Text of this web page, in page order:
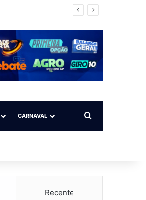
CARNAVAL Procurar por
Recente